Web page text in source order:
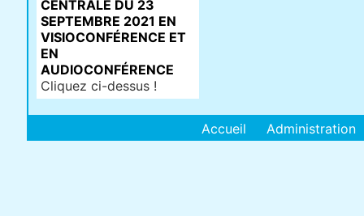
CENTRALE DU 23
SEPTEMBRE 2021 EN
VISIOCONFÉRENCE ET
EN
AUDIOCONFÉRENCE
Cliquez ci-dessus !
Accueil Administration